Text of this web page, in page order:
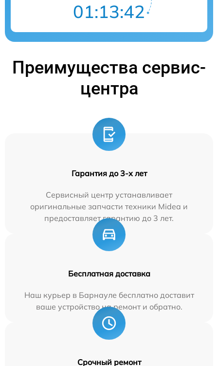
01:13:41
Преимущества сервис-
центра
Гарантия до 3-х лет
Сервисный центр устанавливает
оригинальные запчасти техники Midea и
предоставляет гарантию до 3 лет.
Бесплатная доставка
Наш курьер в Барнауле бесплатно доставит
ваше устройство на ремонт и обратно.
Срочный ремонт